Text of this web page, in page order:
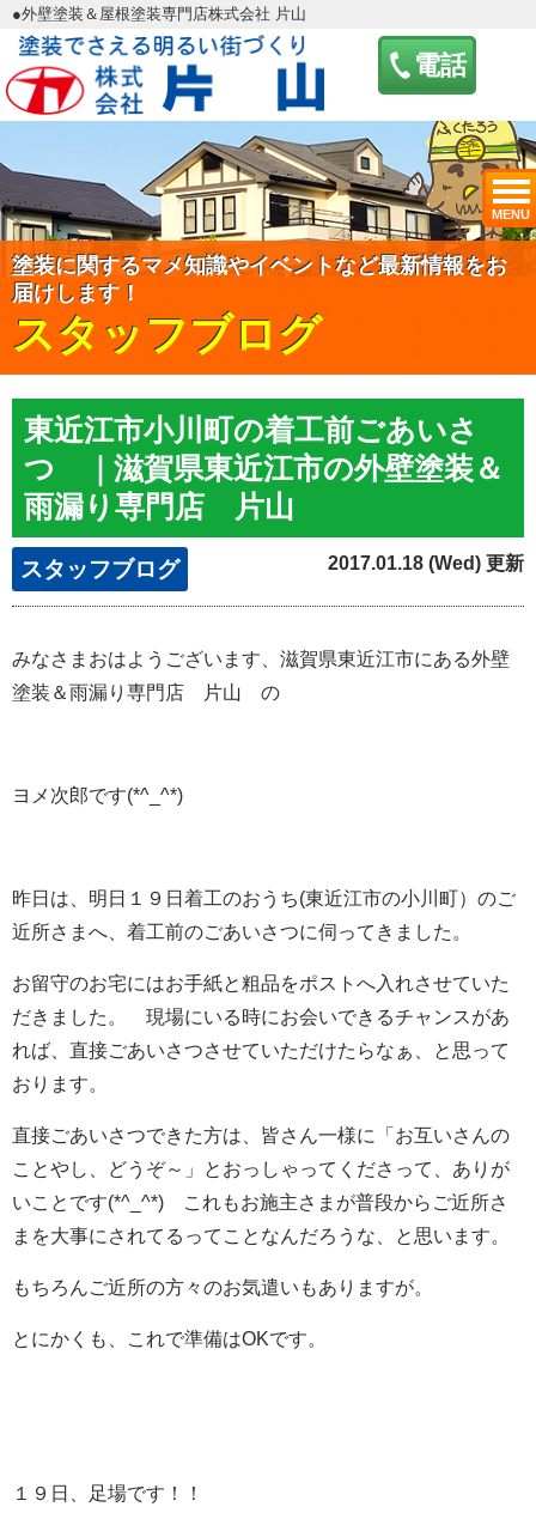
電話
MENU
●外壁塗装＆屋根塗装専門店株式会社 片山
塗装に関するマメ知識やイベントなど最新情報をお
届けします！
スタッフブログ
東近江市小川町の着工前ごあいさ
つ ｜滋賀県東近江市の外壁塗装＆
雨漏り専門店 片山
スタッフブログ 2017.01.18 (Wed) 更新
みなさまおはようございます、滋賀県東近江市にある外壁
塗装＆雨漏り専門店 片山 の
ヨメ次郎です(*^_^*)
昨日は、明日１９日着工のおうち(東近江市の小川町）のご
近所さまへ、着工前のごあいさつに伺ってきました。
お留守のお宅にはお手紙と粗品をポストへ入れさせていた
だきました。 現場にいる時にお会いできるチャンスがあ
れば、直接ごあいさつさせていただけたらなぁ、と思って
おります。
直接ごあいさつできた方は、皆さん一様に「お互いさんの
ことやし、どうぞ～」とおっしゃってくださって、ありが
いことです(*^_^*) これもお施主さまが普段からご近所さ
まを大事にされてるってことなんだろうな、と思います。
もちろんご近所の方々のお気遣いもありますが。
とにかくも、これで準備はOKです。
１９日、足場です！！